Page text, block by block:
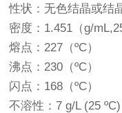
性状：无色结晶或结
密度：1.451（g/
熔点：227（ºC）
沸点：230（ºC）
闪点：168（ºC）
不溶性：7 g/L (25 ºC)